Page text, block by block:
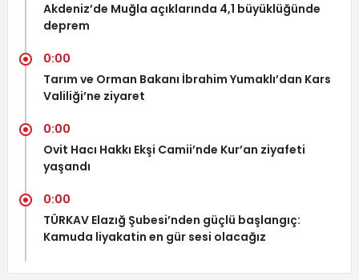
Akdeniz’de Muğla açıklarında 4,1 büyüklüğünde
deprem
0:00
Tarım ve Orman Bakanı İbrahim Yumaklı’dan Kars
Valiliği’ne ziyaret
0:00
Ovit Hacı Hakkı Ekşi Camii’nde Kur’an ziyafeti
yaşandı
0:00
TÜRKAV Elazığ Şubesi’nden güçlü başlangıç:
Kamuda liyakatin en gür sesi olacağız